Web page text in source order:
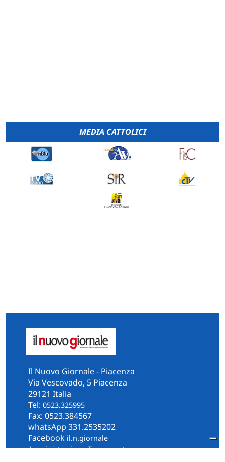
MEDIA CATTOLICI
Il Nuovo Giornale - Piacenza
Via Vescovado, 5 Piacenza
29121 Italia
Tel: 0523.325995
Fax: 0523.384567
whatsApp 331.2535202
Facebook il.n.giornale
Amministrazione Trasparente